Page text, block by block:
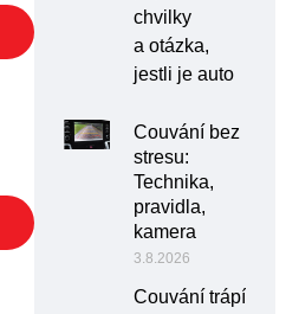
chvilky
a otázka,
jestli je auto
Couvání bez
stresu:
Technika,
pravidla,
kamera
3.8.2026
Couvání trápí